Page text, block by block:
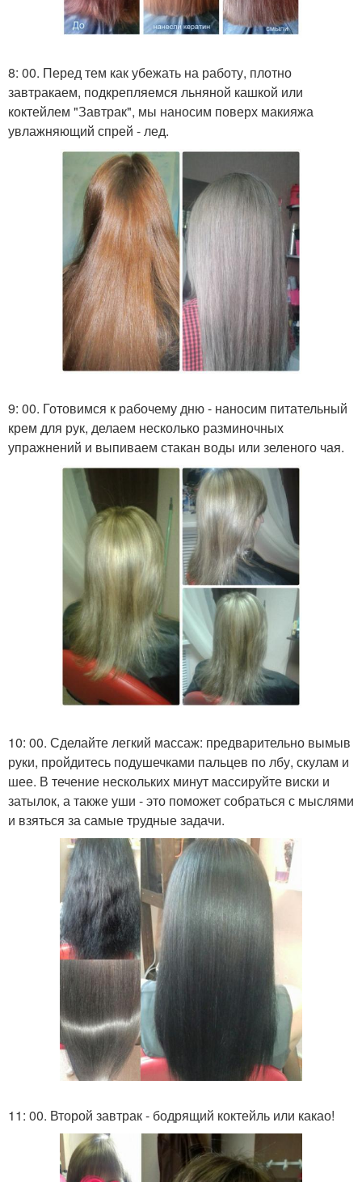
8: 00. Перед тем как убежать на работу, плотно
завтракаем, подкрепляемся льняной кашкой или
коктейлем "Завтрак", мы наносим поверх макияжа
увлажняющий спрей - лед.
9: 00. Готовимся к рабочему дню - наносим питательный
крем для рук, делаем несколько разминочных
упражнений и выпиваем стакан воды или зеленого чая.
10: 00. Сделайте легкий массаж: предварительно вымыв
руки, пройдитесь подушечками пальцев по лбу, скулам и
шее. В течение нескольких минут массируйте виски и
затылок, а также уши - это поможет собраться с мыслями
и взяться за самые трудные задачи.
11: 00. Второй завтрак - бодрящий коктейль или какао!